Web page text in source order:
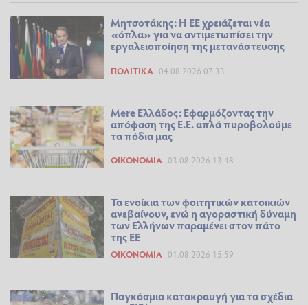
Μητσοτάκης: Η ΕΕ χρειάζεται νέα
«όπλα» για να αντιμετωπίσει την
εργαλειοποίηση της μετανάστευσης
ΠΟΛΙΤΙΚΆ 04.08.2026 07:33
Mere Ελλάδος: Εφαρμόζοντας την
απόφαση της Ε.Ε. απλά πυροβολούμε
τα πόδια μας
ΟΙΚΟΝΟΜΊΑ 03.08.2026 13:48
Τα ενοίκια των φοιτητικών κατοικιών
ανεβαίνουν, ενώ η αγοραστική δύναμη
των Ελλήνων παραμένει στον πάτο
της ΕΕ
ΟΙΚΟΝΟΜΊΑ 01.08.2026 15:59
Παγκόσμια κατακραυγή για τα σχέδια